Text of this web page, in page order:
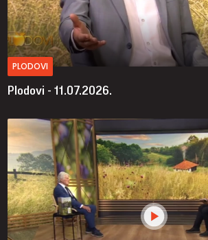
PLODOVI
Plodovi - 11.07.2026.